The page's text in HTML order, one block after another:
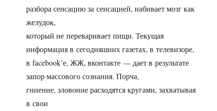
разбора сенсацию за сенсацией, набивает мозг как
желудок,
который не переваривает пищи. Текущая
информация в сегодняшних газетах, в телевизоре,
в facebook’е, ЖЖ, вконтакте — дает в результате
запор массового сознания. Порча,
гниение, зловоние расходятся кругами, захватывая
в свои